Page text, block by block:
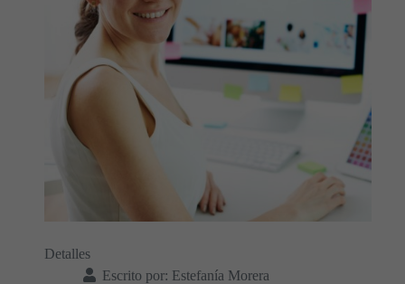
Detalles
Escrito por: Estefanía Morera